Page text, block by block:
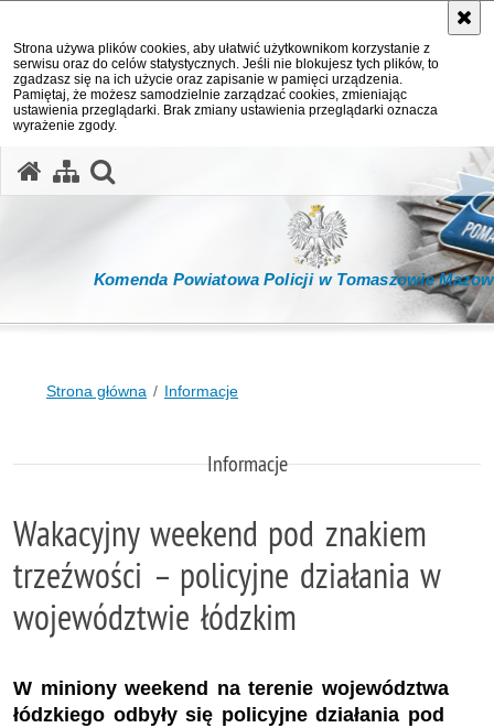
Strona używa plików cookies, aby ułatwić użytkownikom korzystanie z
serwisu oraz do celów statystycznych. Jeśli nie blokujesz tych plików, to
zgadzasz się na ich użycie oraz zapisanie w pamięci urządzenia.
Pamiętaj, że możesz samodzielnie zarządzać cookies, zmieniając
ustawienia przeglądarki. Brak zmiany ustawienia przeglądarki oznacza
wyrażenie zgody.
Komenda Powiatowa Policji w Tomaszowie
Strona główna Informacje
Informacje
Wakacyjny weekend pod znakiem
trzeźwości – policyjne działania w
województwie łódzkim
W miniony weekend na terenie województwa
łódzkiego odbyły się policyjne działania pod